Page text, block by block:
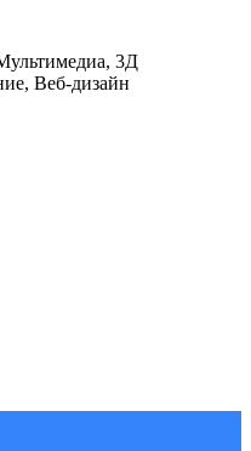
3Д
Веб-дизайн